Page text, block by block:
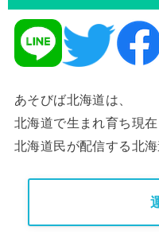
あそびば北海道は、
北海道で生まれ育ち現在
北海道民が配信する北海